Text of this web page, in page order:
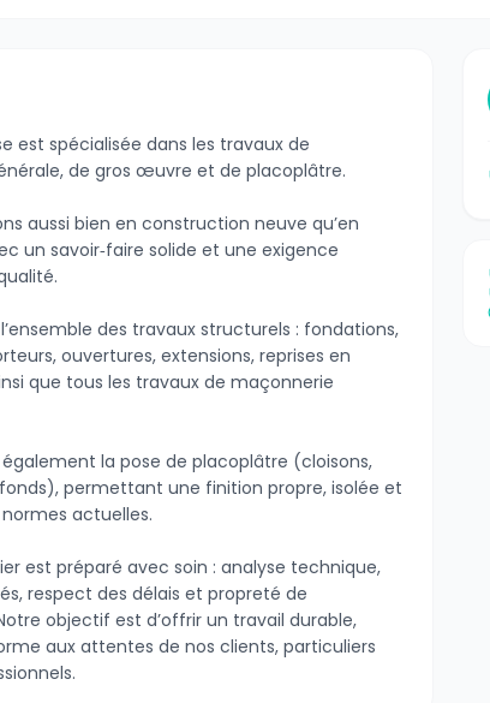
est spécialisée dans les travaux de
de gros œuvre et de placoplâtre.
aussi bien en construction neuve qu’en
un savoir‑faire solide et une exigence
des travaux structurels : fondations,
ouvertures, extensions, reprises en
que tous les travaux de maçonnerie
également la pose de placoplâtre (cloisons,
permettant une finition propre, isolée et
actuelles.
est préparé avec soin : analyse technique,
respect des délais et propreté de
objectif est d’offrir un travail durable,
aux attentes de nos clients, particuliers